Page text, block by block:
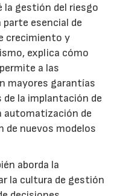
la gestión del riesgo
parte esencial de
crecimiento y
explica cómo
a las
mayores garantías
la implantación de
automatización de
de nuevos modelos
aborda la
la cultura de gestión